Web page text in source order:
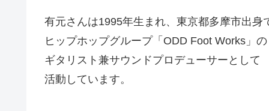
有元さんは1995年生まれ、東京都多摩市出身
ヒップホップグループ「ODD Foot Works」の
ギタリスト兼サウンドプロデューサーとして
活動しています。